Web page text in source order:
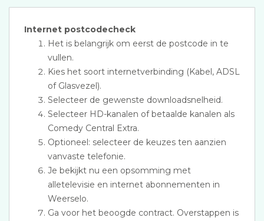
Internet postcodecheck
Het is belangrijk om eerst de postcode in te
vullen.
Kies het soort internetverbinding (Kabel, ADSL
of Glasvezel).
Selecteer de gewenste downloadsnelheid.
Selecteer HD-kanalen of betaalde kanalen als
Comedy Central Extra.
Optioneel: selecteer de keuzes ten aanzien
vanvaste telefonie.
Je bekijkt nu een opsomming met
alletelevisie en internet abonnementen in
Weerselo.
Ga voor het beoogde contract. Overstappen is